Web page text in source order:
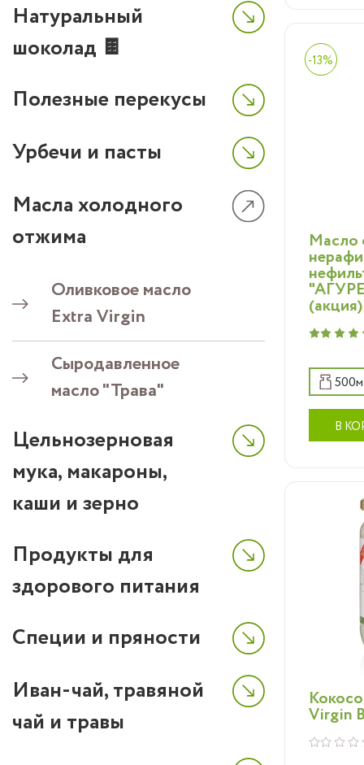
Натуральный
шоколад 🍫
Полезные перекусы
Урбечи и пасты
Масла холодного
отжима
Оливковое масло
Extra Virgin
Сыродавленное
масло "Трава"
Цельнозерновая
мука, макароны,
каши и зерно
Продукты для
здорового питания
Специи и пряности
Иван-чай, травяной
чай и травы
-13%
Масло
(акция)
В
–
Virgin